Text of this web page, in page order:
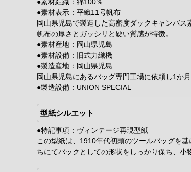
●素材組織：綿100％
●素材表示：平織11号帆布
岡山県児島で製造した高密度ダックキャンバ
帆布の厚さとガッシリと硬い質感が特徴。
●素材産地：岡山県児島
●素材設備：旧式力織機
●製造産地：岡山県児島
岡山県児島にあるバッグ専門工場に依頼し1か
●製造設備：UNION SPECIAL
型紙シルエット
●特記事項：ヴィンテージ再現型紙
この型紙は、1910年代初頭のツールバッグを
ちにてバックとしての形状をしっかり保ち、小